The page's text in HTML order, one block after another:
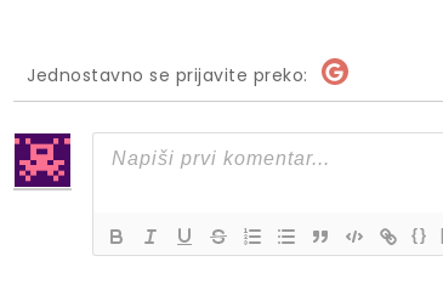
Jednostavno se prijavite preko:
{}